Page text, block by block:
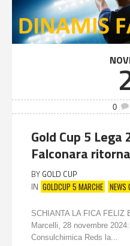
0
Gold Cup 5 Lega
Falconara
BY GOLD CUP
IN GOLDCUP 5 MARCHE NEWS
SCHIANTA LA FICA FELIZ
Marcelli, 28 novembre
Consulchimica Reds la...